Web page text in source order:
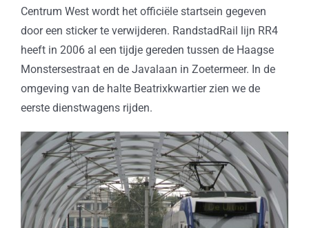
Centrum West wordt het officiële startsein gegeven
door een sticker te verwijderen. RandstadRail lijn RR4
heeft in 2006 al een tijdje gereden tussen de Haagse
Monstersestraat en de Javalaan in Zoetermeer. In de
omgeving van de halte Beatrixkwartier zien we de
eerste dienstwagens rijden.